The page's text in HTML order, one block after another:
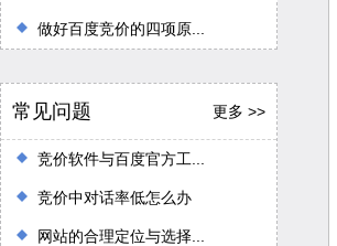
做好百度竞价的四项原...
常见问题 更多 >>
竞价软件与百度官方工...
竞价中对话率低怎么办
网站的合理定位与选择...